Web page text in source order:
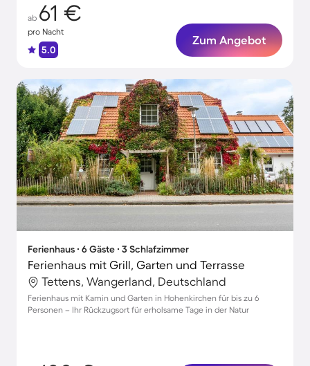
ab 61 €
pro Nacht
5.0
Zum Angebot
Ferienhaus ∙ 6 Gäste ∙ 3 Schlafzimmer
Ferienhaus mit Grill, Garten und Terrasse
Tettens, Wangerland, Deutschland
Ferienhaus mit Kamin und Garten in Hohenkirchen für bis zu 6
Personen – Ihr Rückzugsort für erholsame Tage in der Natur